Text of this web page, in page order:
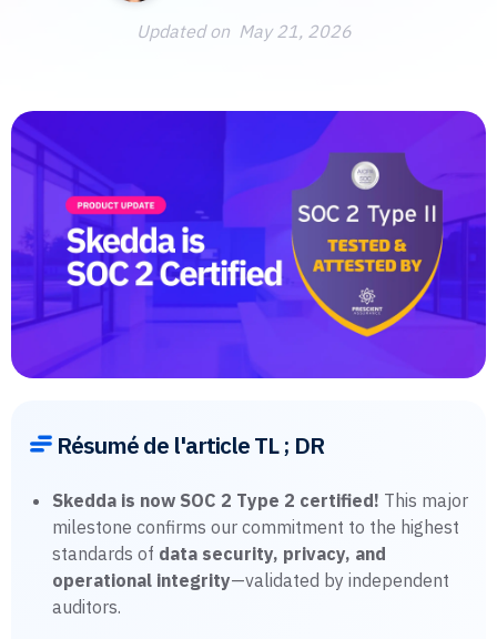
Updated on May 21, 2026
Résumé de l'article TL ; DR
Skedda is now SOC 2 Type 2 certified! This major
milestone confirms our commitment to the highest
standards of data security, privacy, and
operational integrity—validated by independent
auditors.